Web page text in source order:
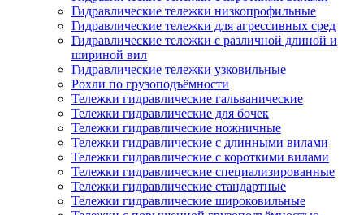
Гидравлические тележки низкопрофильные
Гидравлические тележки для агрессивных сред
Гидравлические тележки с различной длиной и
шириной вил
Гидравлические тележки узковильные
Рохли по грузоподъёмности
Тележки гидравлические гальванические
Тележки гидравлические для бочек
Тележки гидравлические ножничные
Тележки гидравлические с длинными вилами
Тележки гидравлические с короткими вилами
Тележки гидравлические специализированные
Тележки гидравлические стандартные
Тележки гидравлические широковильные